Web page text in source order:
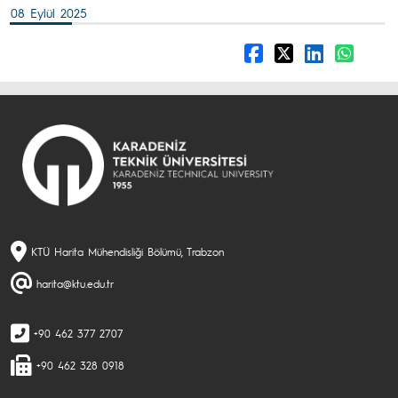
08 Eylül 2025
KTÜ Harita Mühendisliği Bölümü, Trabzon
harita@ktu.edu.tr
+90 462 377 2707
+90 462 328 0918